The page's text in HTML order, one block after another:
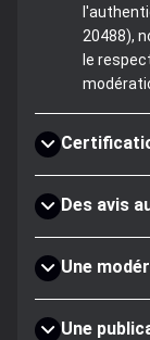
20488),
le
Des avis
Une
Une